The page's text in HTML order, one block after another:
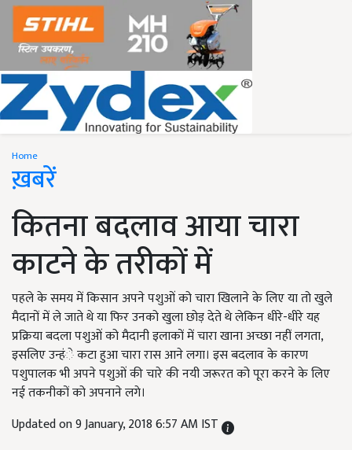
Home
ख़बरें
कितना बदलाव आया चारा
काटने के तरीकों में
पहले के समय में किसान अपने पशुओं को चारा खिलाने के लिए या तो खुले
मैदानों में ले जाते थे या फिर उनको खुला छोड़ देते थे लेकिन धीरे-धीरे यह
प्रक्रिया बदला पशुओं को मैदानी इलाकों में चारा खाना अच्छा नहीं लगता,
इसलिए उन्हंे कटा हुआ चारा रास आने लगा। इस बदलाव के कारण
पशुपालक भी अपने पशुओं की चारे की नयी जरूरत को पूरा करने के लिए
नई तकनीकों को अपनाने लगे।
Updated on 9 January, 2018 6:57 AM IST